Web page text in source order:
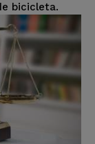
bicicleta.